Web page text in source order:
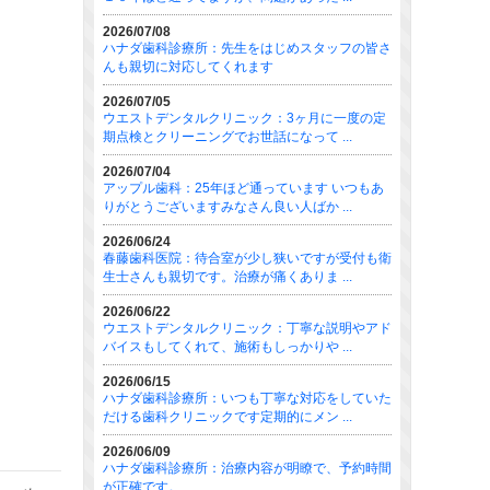
2026/07/08
ハナダ歯科診療所：先生をはじめスタッフの皆さ
んも親切に対応してくれます
2026/07/05
ウエストデンタルクリニック：3ヶ月に一度の定
期点検とクリーニングでお世話になって ...
2026/07/04
アップル歯科：25年ほど通っています いつもあ
りがとうございますみなさん良い人ばか ...
2026/06/24
春藤歯科医院：待合室が少し狭いですが受付も衛
生士さんも親切です。治療が痛くありま ...
2026/06/22
ウエストデンタルクリニック：丁寧な説明やアド
バイスもしてくれて、施術もしっかりや ...
2026/06/15
ハナダ歯科診療所：いつも丁寧な対応をしていた
だける歯科クリニックです定期的にメン ...
2026/06/09
ハナダ歯科診療所：治療内容が明瞭で、予約時間